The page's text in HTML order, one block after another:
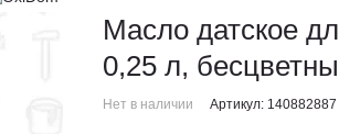
Масло датское
0,25 л,
Нет в наличии Артикул: 140882887